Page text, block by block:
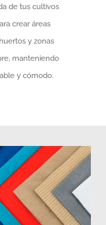
de tus cultivos
crear áreas
y zonas
manteniendo
y cómodo.